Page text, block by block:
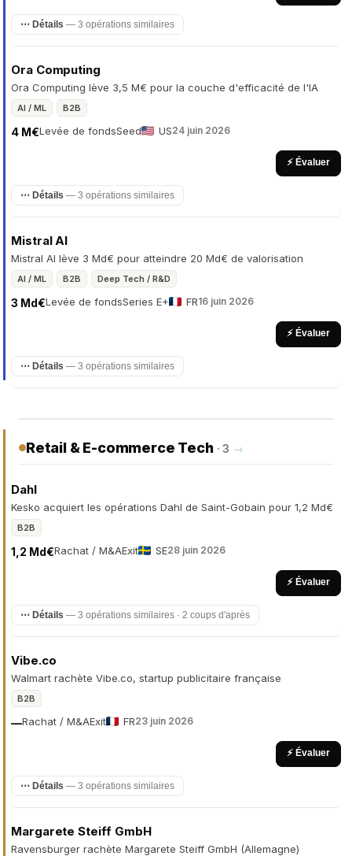
⋯ Détails — 3 opérations similaires
Ora Computing
Ora Computing lève 3,5 M€ pour la couche d'efficacité de l'IA
AI / ML B2B
Levée de fonds
4 M€ Seed US24 juin 2026
⚡ Évaluer
⋯ Détails — 3 opérations similaires
Mistral AI
Mistral AI lève 3 Md€ pour atteindre 20 Md€ de valorisation
AI / ML B2B Deep Tech / R&D
Levée de fonds
3 Md€ Series E+ FR16 juin 2026
⚡ Évaluer
⋯ Détails — 3 opérations similaires
Retail & E-commerce Tech · 3 →
Dahl
Kesko acquiert les opérations Dahl de Saint-Gobain pour 1,2 Md€
B2B
Rachat / M&A
1,2 Md€ Exit SE28 juin 2026
⚡ Évaluer
⋯ Détails — 3 opérations similaires · 2 coups d'après
Vibe.co
Walmart rachète Vibe.co, startup publicitaire française
B2B
Rachat / M&A
— Exit FR23 juin 2026
⚡ Évaluer
⋯ Détails — 3 opérations similaires
Margarete Steiff GmbH
Ravensburger rachète Margarete Steiff GmbH (Allemagne)